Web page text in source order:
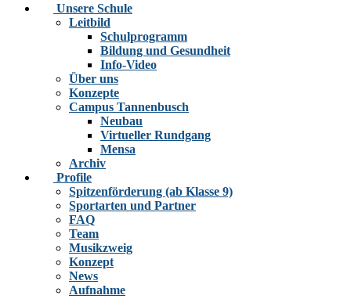
Unsere Schule
Leitbild
Schulprogramm
Bildung und Gesundheit
Info-Video
Über uns
Konzepte
Campus Tannenbusch
Neubau
Virtueller Rundgang
Mensa
Archiv
Profile
Spitzenförderung (ab Klasse 9)
Sportarten und Partner
FAQ
Team
Musikzweig
Konzept
News
Aufnahme